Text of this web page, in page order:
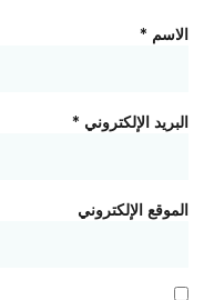
الاسم *
البريد الإلكتروني *
الموقع الإلكتروني